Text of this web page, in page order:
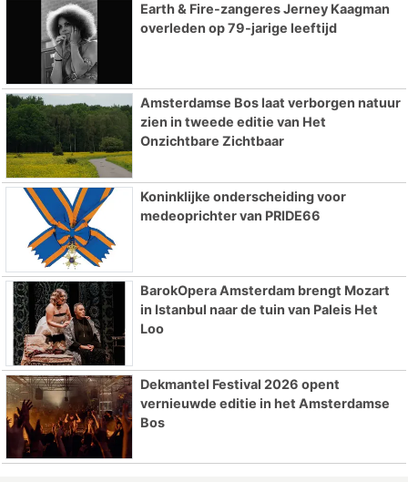
Earth & Fire-zangeres Jerney Kaagman
overleden op 79-jarige leeftijd
Amsterdamse Bos laat verborgen natuur
zien in tweede editie van Het
Onzichtbare Zichtbaar
Koninklijke onderscheiding voor
medeoprichter van PRIDE66
BarokOpera Amsterdam brengt Mozart
in Istanbul naar de tuin van Paleis Het
Loo
Dekmantel Festival 2026 opent
vernieuwde editie in het Amsterdamse
Bos